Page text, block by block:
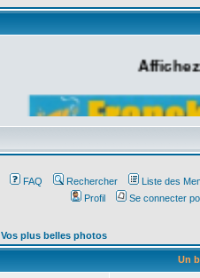
FAQ Rechercher
Liste des
Profil
Se connecter
Vos plus belles photos
Un